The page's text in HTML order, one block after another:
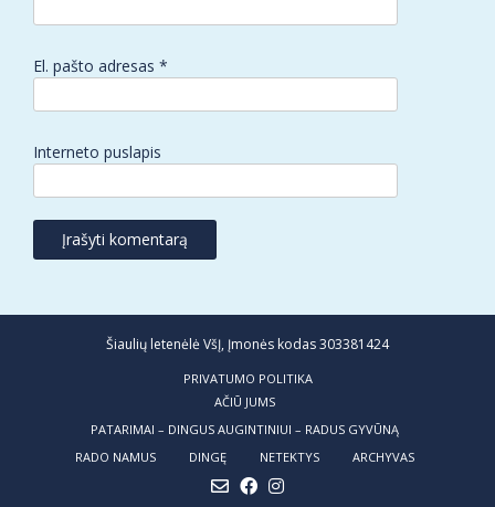
El. pašto adresas *
Interneto puslapis
Šiaulių letenėlė VšĮ, Įmonės kodas 303381424
PRIVATUMO POLITIKA
AČIŪ JUMS
PATARIMAI – DINGUS AUGINTINIUI – RADUS GYVŪNĄ
RADO NAMUS
DINGĘ NETEKTYS ARCHYVAS